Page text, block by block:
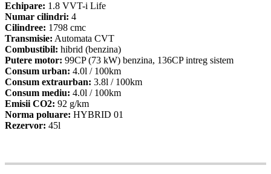
Echipare: 1.8 VVT-i Life
Numar cilindri: 4
Cilindree: 1798 cmc
Transmisie: Automata CVT
Combustibil: hibrid (benzina)
Putere motor: 99CP (73 kW) benzina, 136CP intreg sistem
Consum urban: 4.0l / 100km
Consum extraurban: 3.8l / 100km
Consum mediu: 4.0l / 100km
Emisii CO2: 92 g/km
Norma poluare: HYBRID 01
Rezervor: 45l